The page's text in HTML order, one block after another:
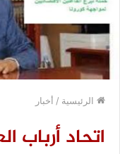
الرئيسية / أخبار
اتحاد أرباب